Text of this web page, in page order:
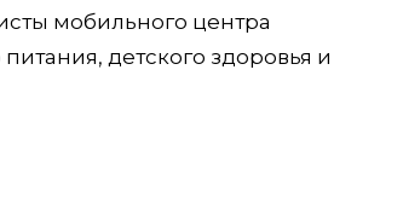
мобильного центра
детского здоровья и